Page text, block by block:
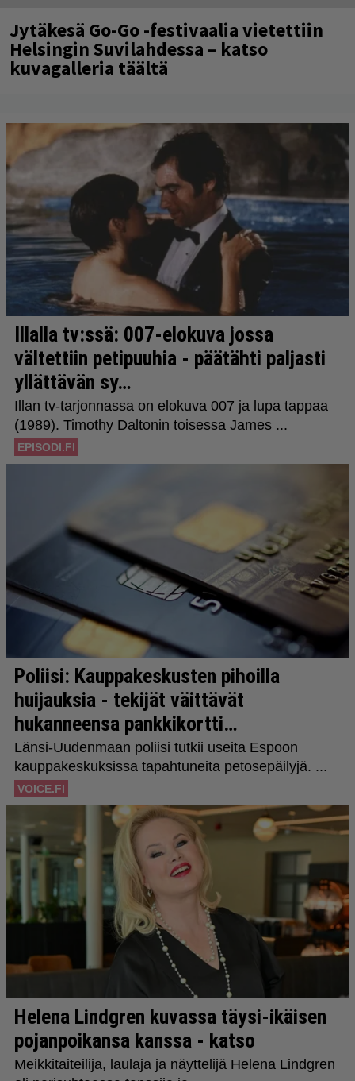
Jytäkesä Go-Go -festivaalia vietettiin
Helsingin Suvilahdessa – katso
kuvagalleria täältä